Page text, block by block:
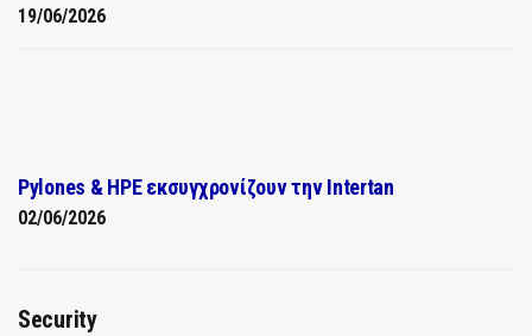
19/06/2026
Pylones & HPE εκσυγχρονίζουν την Intertan
02/06/2026
Security